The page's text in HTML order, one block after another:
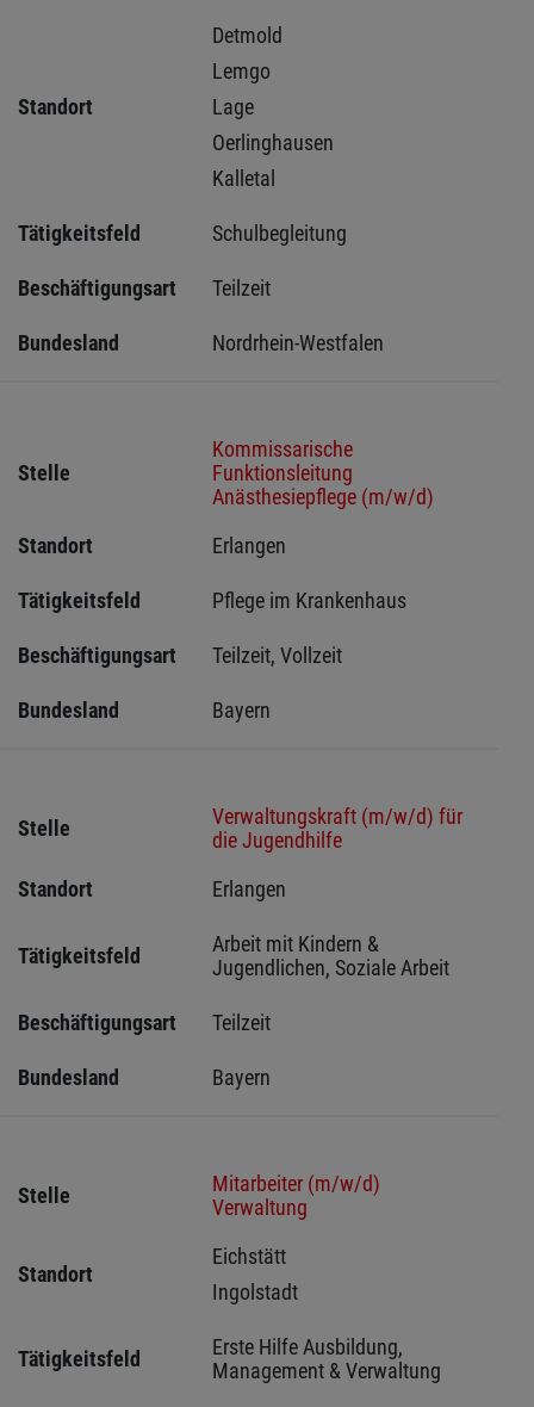
Standort
Detmold
Lemgo
Lage
Oerlinghausen
Kalletal
Tätigkeitsfeld Schulbegleitung
Beschäftigungsart Teilzeit
Bundesland Nordrhein-Westfalen
Stelle
Kommissarische
Funktionsleitung
Anästhesiepflege (m/w/d)
Standort
Erlangen
Tätigkeitsfeld Pflege im Krankenhaus
Beschäftigungsart Teilzeit, Vollzeit
Bundesland Bayern
Stelle
Verwaltungskraft (m/w/d) für
die Jugendhilfe
Standort
Erlangen
Tätigkeitsfeld
Arbeit mit Kindern &
Jugendlichen, Soziale Arbeit
Beschäftigungsart Teilzeit
Bundesland Bayern
Stelle
Mitarbeiter (m/w/d)
Verwaltung
Standort
Eichstätt
Ingolstadt
Tätigkeitsfeld
Erste Hilfe Ausbildung,
Management & Verwaltung